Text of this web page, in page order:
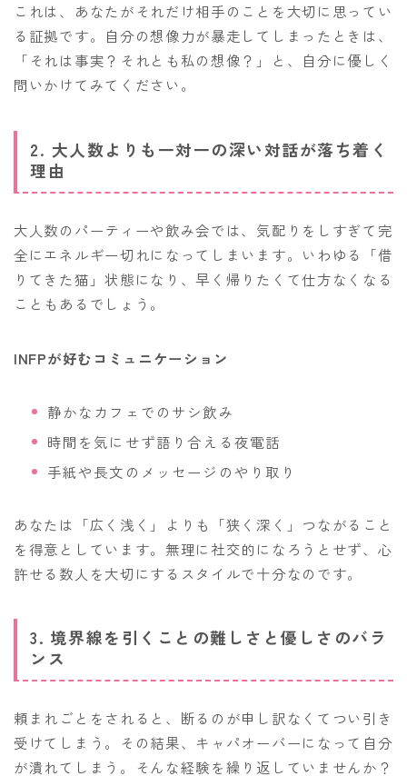
これは、あなたがそれだけ相手のことを大切に思ってい
る証拠です。自分の想像力が暴走してしまったときは、
「それは事実？それとも私の想像？」と、自分に優しく
問いかけてみてください。
2. 大人数よりも一対一の深い対話が落ち着く
理由
大人数のパーティーや飲み会では、気配りをしすぎて完
全にエネルギー切れになってしまいます。いわゆる「借
りてきた猫」状態になり、早く帰りたくて仕方なくなる
こともあるでしょう。
INFPが好むコミュニケーション
静かなカフェでのサシ飲み
時間を気にせず語り合える夜電話
手紙や長文のメッセージのやり取り
あなたは「広く浅く」よりも「狭く深く」つながること
を得意としています。無理に社交的になろうとせず、心
許せる数人を大切にするスタイルで十分なのです。
3. 境界線を引くことの難しさと優しさのバラ
ンス
頼まれごとをされると、断るのが申し訳なくてつい引き
受けてしまう。その結果、キャパオーバーになって自分
が潰れてしまう。そんな経験を繰り返していませんか？